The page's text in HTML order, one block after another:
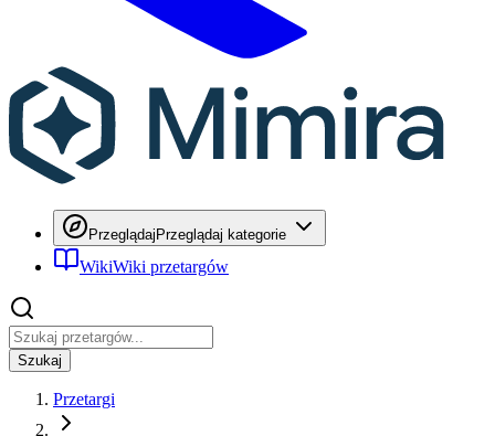
PrzeglądajPrzeglądaj kategorie
WikiWiki przetargów
Szukaj
Przetargi